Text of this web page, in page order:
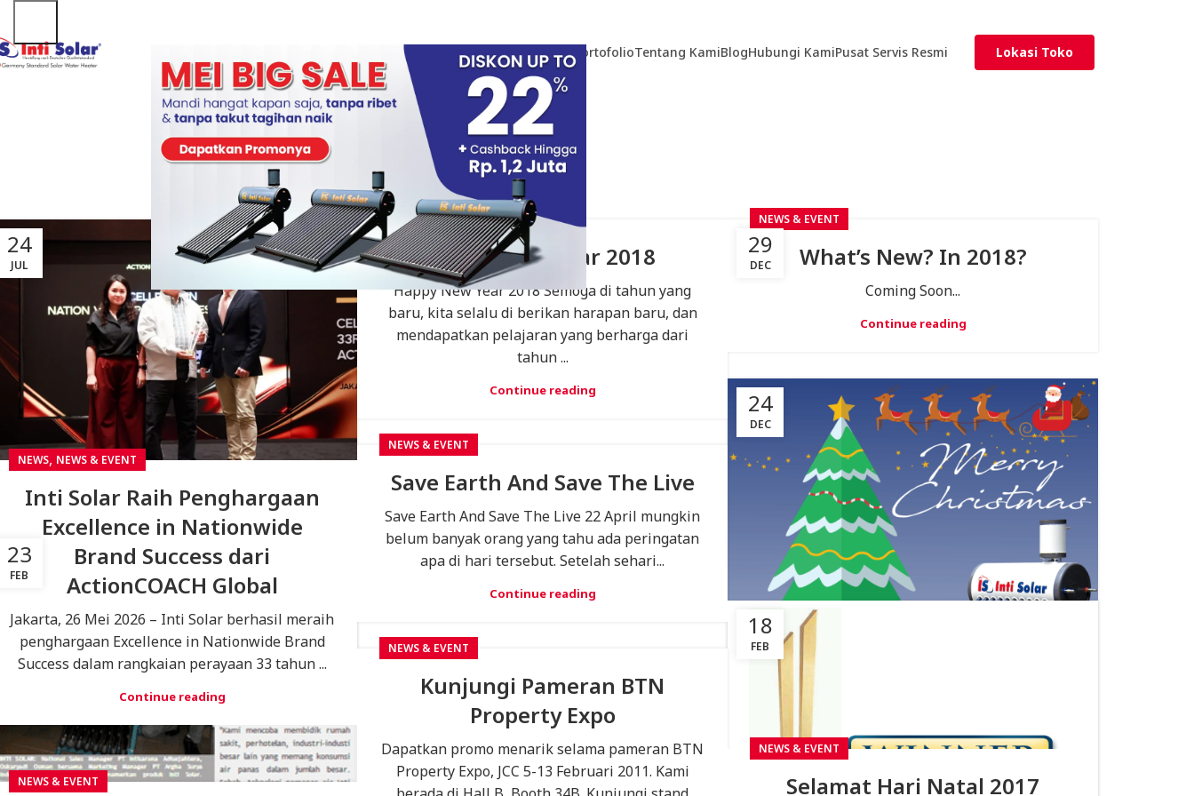
Home ProdukTeknologi PortofolioTentang KamiBlogHubungi KamiPusat Servis Resmi Lokasi Toko
24
JUL
NEWS, NEWS & EVENT
Inti Solar Raih Penghargaan
Excellence in Nationwide
Brand Success dari
ActionCOACH Global
Jakarta, 26 Mei 2026 – Inti Solar berhasil meraih
penghargaan Excellence in Nationwide Brand
Success dalam rangkaian perayaan 33 tahun ...
Continue reading
31
DEC
NEWS & EVENT
Happy New Year 2018
Happy New Year 2018 Semoga di tahun yang
baru, kita selalu di berikan harapan baru, dan
mendapatkan pelajaran yang berharga dari
tahun ...
Continue reading
29
DEC
NEWS & EVENT
What’s New? In 2018?
Coming Soon...
Continue reading
24
DEC
NEWS & EVENT
Selamat Hari Natal 2017
NEWS & EVENT
Save Earth And Save The Live
Save Earth And Save The Live 22 April mungkin
belum banyak orang yang tahu ada peringatan
apa di hari tersebut. Setelah sehari...
Continue reading
23
FEB
18
FEB
NEWS & EVENT
Kunjungi Pameran BTN
Property Expo
Dapatkan promo menarik selama pameran BTN
Property Expo, JCC 5-13 Februari 2011. Kami
NEWS & EVENT